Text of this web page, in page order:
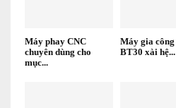
Máy phay CNC
chuyên dùng cho
mục...
Máy gia công
BT30 xài hệ...